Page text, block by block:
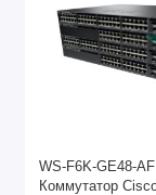
WS-F6K-GE48-AF
Коммутатор